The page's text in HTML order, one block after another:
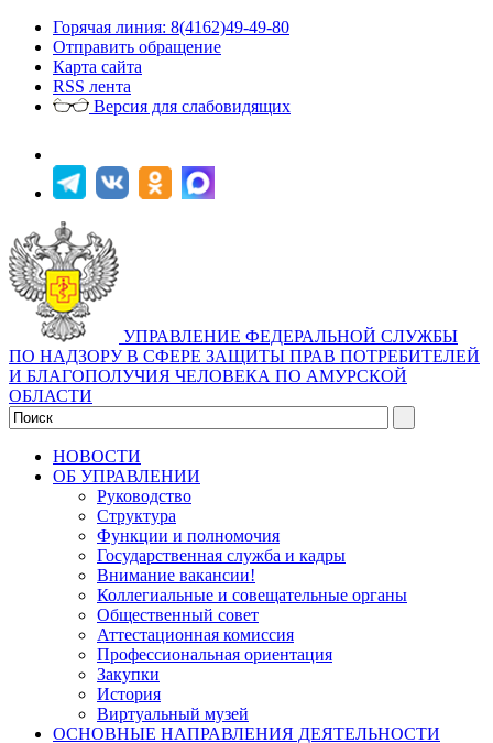
Горячая линия: 8(4162)49-49-80
Отправить обращение
Карта сайта
RSS лента
Версия для слабовидящих
УПРАВЛЕНИЕ ФЕДЕРАЛЬНОЙ СЛУЖБЫ
ПО НАДЗОРУ В СФЕРЕ ЗАЩИТЫ ПРАВ ПОТРЕБИТЕЛЕЙ
И БЛАГОПОЛУЧИЯ ЧЕЛОВЕКА ПО АМУРСКОЙ
ОБЛАСТИ
НОВОСТИ
ОБ УПРАВЛЕНИИ
Руководство
Структура
Функции и полномочия
Государственная служба и кадры
Внимание вакансии!
Коллегиальные и совещательные органы
Общественный совет
Аттестационная комиссия
Профессиональная ориентация
Закупки
История
Виртуальный музей
ОСНОВНЫЕ НАПРАВЛЕНИЯ ДЕЯТЕЛЬНОСТИ